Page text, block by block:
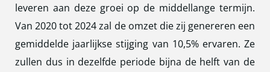
leveren aan deze groei op de middellange termijn.
Van 2020 tot 2024 zal de omzet die zij genereren een
gemiddelde jaarlijkse stijging van 10,5% ervaren. Ze
zullen dus in dezelfde periode bijna de helft van de